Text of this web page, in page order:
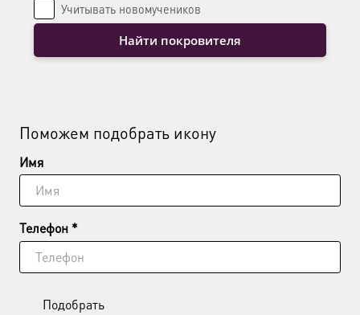
Учитывать новомучеников
Найти покровителя
Поможем подобрать икону
Имя
Телефон *
Подобрать